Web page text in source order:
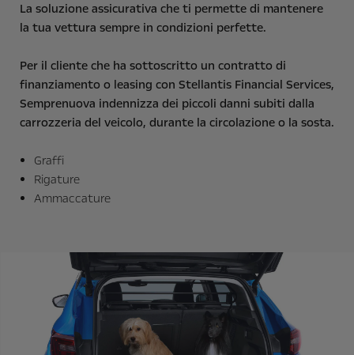
La soluzione assicurativa che ti permette di mantenere
la tua vettura sempre in condizioni perfette.
Per il cliente che ha sottoscritto un contratto di
finanziamento o leasing con Stellantis Financial Services,
Semprenuova indennizza dei piccoli danni subiti dalla
carrozzeria del veicolo, durante la circolazione o la sosta.
Graffi
Rigature
Ammaccature